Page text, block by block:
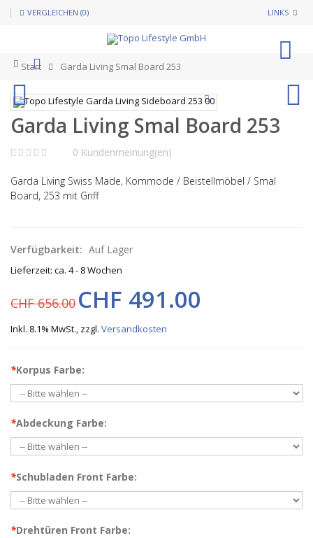
VERGLEICHEN (0) LINKS
Start Garda Living Smal Board 253
Garda Living Smal Board 253
0 Kundenmeinung(en)
Garda Living Swiss Made, Kommode / Beistellmöbel / Smal
Board, 253 mit Griff
Verfügbarkeit: Auf Lager
Lieferzeit: ca. 4 - 8 Wochen
CHF 656.00 CHF 491.00
Inkl. 8.1% MwSt., zzgl. Versandkosten
*Korpus Farbe:
*Abdeckung Farbe:
*Schubladen Front Farbe:
*Drehtüren Front Farbe: